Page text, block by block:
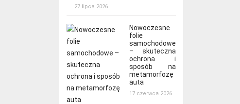
27 lipca 2026
Nowoczesne
folie
samochodowe
– skuteczna
ochrona i
sposób na
metamorfozę
auta
17 czerwca 2026